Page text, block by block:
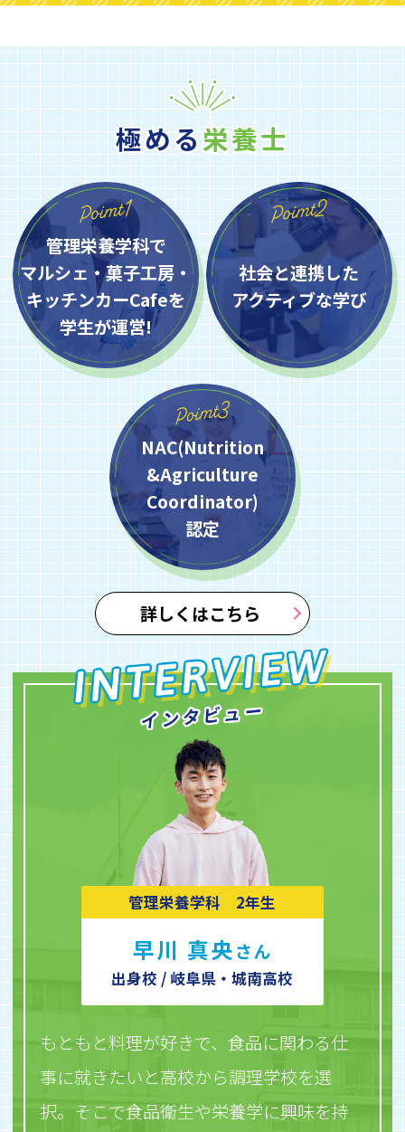
極める栄養士
管理栄養学科で
マルシェ・菓子工房・
キッチンカーCafeを
学生が運営!
社会と連携した
アクティブな学び
NAC(Nutrition
&Agriculture
Coordinator)
認定
詳しくはこちら
管理栄養学科 2年生
早川 真央さん
出身校 / 岐阜県・城南高校
もともと料理が好きで、食品に関わる仕
事に就きたいと高校から調理学校を選
択。そこで食品衛生や栄養学に興味を持